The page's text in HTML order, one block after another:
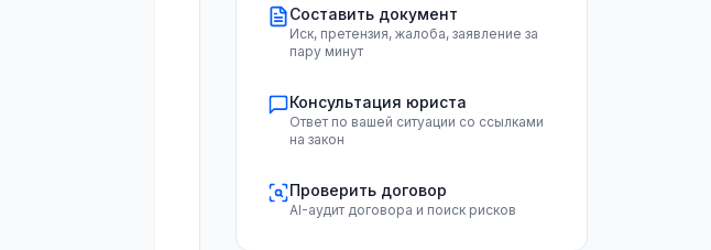
Составить документ
Иск, претензия, жалоба, заявление за
пару минут
Консультация юриста
Ответ по вашей ситуации со ссылками
на закон
Проверить договор
AI-аудит договора и поиск рисков